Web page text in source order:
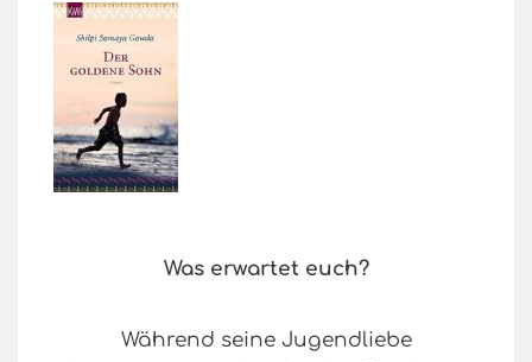
Was erwartet euch?
Während seine Jugendliebe